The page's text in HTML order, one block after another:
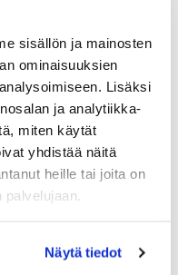
sisällön ja mainosten
ominaisuuksien
Lisäksi
ja analytiikka-
miten käytät
yhdistää näitä
heille tai joita on
palvelujaan.
Näytä tiedot